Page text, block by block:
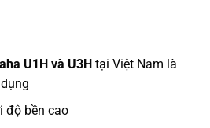
U1H và U3Htại Việt Nam là
độ bền cao